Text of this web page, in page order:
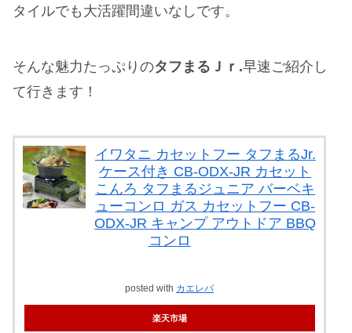
タイルでも大活躍間違いなしです。
そんな魅力たっぷりのタフまるＪｒ.早速ご紹介し
て行きます！
イワタニ カセットフー タフまるJr.
ケース付き CB-ODX-JR カセット
こんろ タフまるジュニア バーベキ
ューコンロ ガス カセットフー CB-
ODX-JR キャンプ アウトドア BBQ
コンロ
posted with カエレバ
楽天市場